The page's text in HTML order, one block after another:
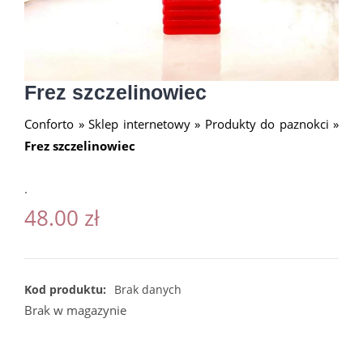
Frez szczelinowiec
Conforto » Sklep internetowy» Produkty do paznokci »
Frez szczelinowiec
.
48.00 zł
Kod produktu: Brak danych
Brak w magazynie